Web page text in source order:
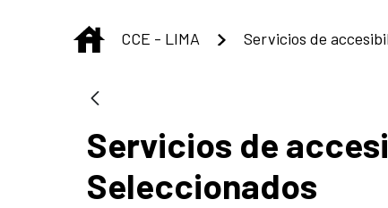
INICIO
CCE - LIMA
Servicios de
Seleccionados